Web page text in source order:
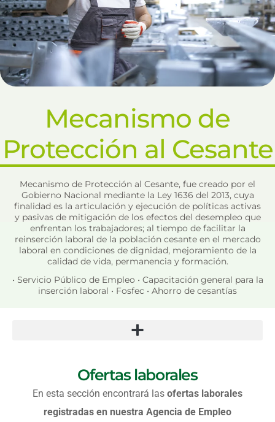
Mecanismo de
Protección al Cesante
Mecanismo de Protección al Cesante, fue creado por el
Gobierno Nacional mediante la Ley 1636 del 2013, cuya
finalidad es la articulación y ejecución de políticas activas
y pasivas de mitigación de los efectos del desempleo que
enfrentan los trabajadores; al tiempo de facilitar la
reinserción laboral de la población cesante en el mercado
laboral en condiciones de dignidad, mejoramiento de la
calidad de vida, permanencia y formación.
• Servicio Público de Empleo • Capacitación general para la
inserción laboral • Fosfec • Ahorro de cesantías
Ofertas laborales
En esta sección encontrará las ofertas laborales
registradas en nuestra Agencia de Empleo